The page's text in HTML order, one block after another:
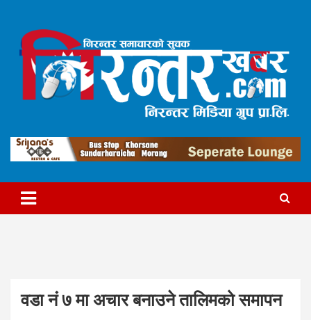
content
निरन्तरखबर
वडा नं ७ मा अचार बनाउने तालिमको समापन